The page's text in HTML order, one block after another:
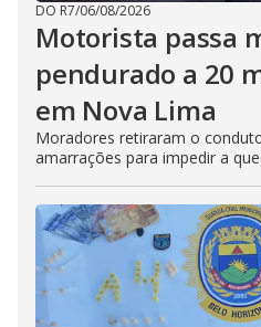
DO R7/06/08/2026
Motorista passa
pendurado a 20
em Nova Lima
Moradores retiraram o
amarrações para impedir a